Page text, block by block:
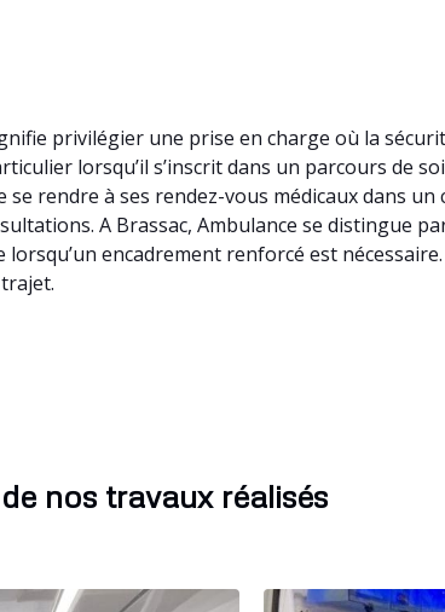
privilégier une prise en charge où la
lorsqu’il s’inscrit dans un parcours de
rendre à ses rendez-vous médicaux dans un
A Brassac, Ambulance se distingue
encadrement renforcé est
nos travaux réalisés